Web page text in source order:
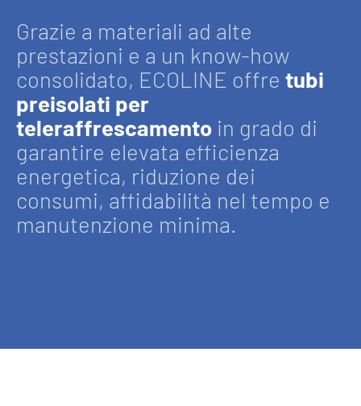
Grazie a materiali ad alte
prestazioni e a un know-how
consolidato, ECOLINE offre tubi
preisolati per
teleraffrescamento in grado di
garantire elevata efficienza
energetica, riduzione dei
consumi, affidabilità nel tempo e
manutenzione minima.